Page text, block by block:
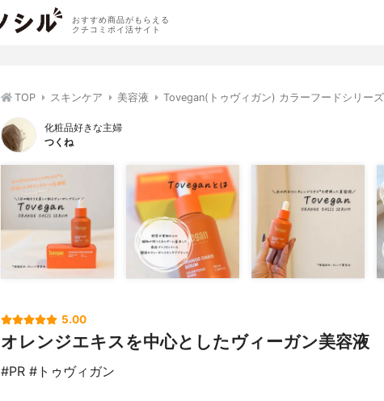
おすすめ商品がもらえる
クチコミポイ活サイト
TOP スキンケア 美容液 Tovegan(トゥヴィガン) カラーフードシリー
化粧品好きな主婦
つくね
5.00
オレンジエキスを中心としたヴィーガン美容液
#PR #トゥヴィガン